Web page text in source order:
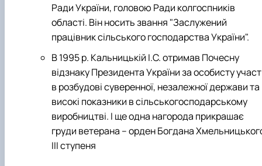
Ради України, головою Ради колгоспників
області. Він носить звання "Заслужений
працівник сільського господарства України".
В 1995 р. Кальницькій І.С. отримав Почесну
відзнаку Президента України за особисту
в розбудові суверенної, незалежної держави та
високі показники в сільськогосподарському
виробництві. І ще одна нагорода прикрашає
груди ветерана – орден Богдана
III ступеня